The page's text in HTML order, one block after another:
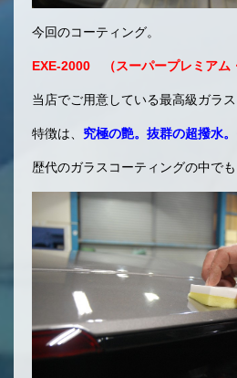
今回のコーティング。
EXE-2000 （スーパープレミアム
当店でご用意している最高級ガラス
特徴は、 究極の艶。抜群の超撥水
歴代のガラスコーティングの中でも